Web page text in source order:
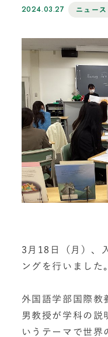
2024.03.27 ニュース
3月18日（月）、
ングを行いました
外国語学部国際教
男教授が学科の説
いうテーマで世界